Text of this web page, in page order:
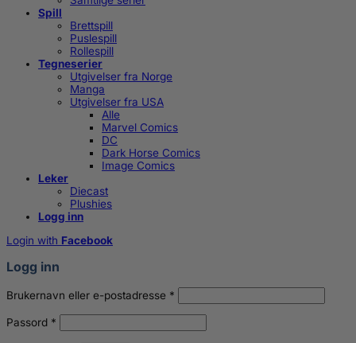
Spill
Brettspill
Puslespill
Rollespill
Tegneserier
Utgivelser fra Norge
Manga
Utgivelser fra USA
Alle
Marvel Comics
DC
Dark Horse Comics
Image Comics
Leker
Diecast
Plushies
Logg inn
Login with Facebook
Logg inn
Brukernavn eller e-postadresse * Påkrevd
Passord *